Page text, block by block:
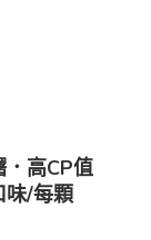
高CP值
味/每顆